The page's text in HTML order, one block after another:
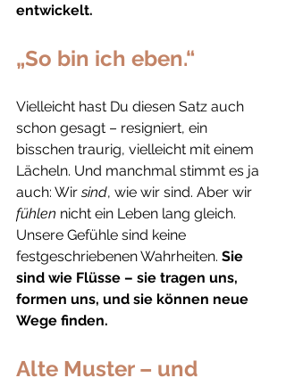
entwickelt.
„So bin ich eben.“
Vielleicht hast Du diesen Satz auch
schon gesagt – resigniert, ein
bisschen traurig, vielleicht mit einem
Lächeln. Und manchmal stimmt es ja
auch: Wir sind, wie wir sind. Aber wir
fühlen nicht ein Leben lang gleich.
Unsere Gefühle sind keine
festgeschriebenen Wahrheiten. Sie
sind wie Flüsse – sie tragen uns,
formen uns, und sie können neue
Wege finden.
Alte Muster – und